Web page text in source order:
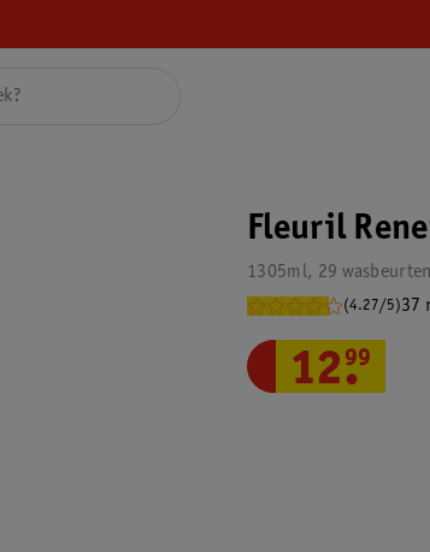
Fleuril
1305ml, 29 wasbeurten
(4.27/5)37
12.
99